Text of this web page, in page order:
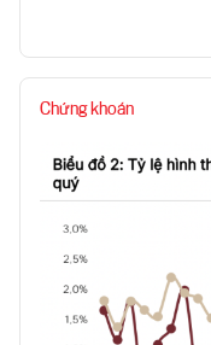
Chứng khoán